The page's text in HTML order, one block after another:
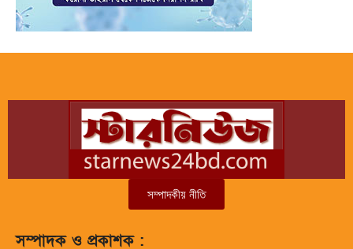
সম্পাদকীয় নীতি
সম্পাদক ও প্রকাশক :